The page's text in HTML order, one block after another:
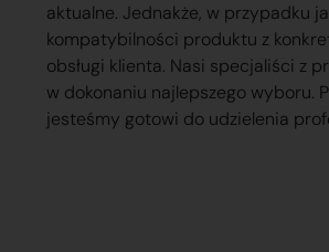
aktualne. Jednakże, w przypadku
kompatybilności produktu z
obsługi klienta. Nasi specjaliści z
w dokonaniu najlepszego wyboru.
jesteśmy gotowi do udzielenia